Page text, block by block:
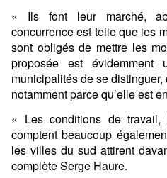
« Ils font leur marché,
concurrence est telle que les
sont obligés de mettre les
proposée est évidemment
municipalités de se
notamment parce qu’elle est
« Les conditions de travail,
comptent beaucoup
les villes du sud attirent
complète Serge Haure.